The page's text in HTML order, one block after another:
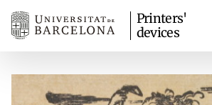
Printers'
devices